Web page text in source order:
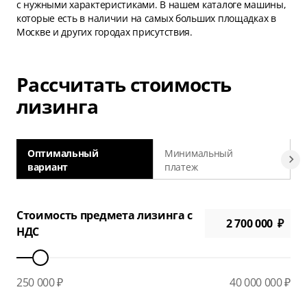
с нужными характеристиками. В нашем каталоге машины,
которые есть в наличии на самых больших площадках в
Москве и других городах присутствия.
Рассчитать стоимость
лизинга
Оптимальный
вариант
Минимальный
платеж
Стоимость предмета лизинга с
НДС
250 000 ₽ 40 000 000 ₽